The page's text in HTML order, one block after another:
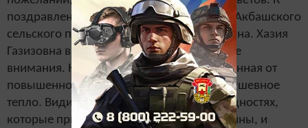
поздравлениям присоединилась и глава Акбашского
сельского поселения Ляйсан Синагатуллина. Хазия
Газизовна в этот день находилась в центре
внимания. Нарядная, немного взволнованная от
повышенного внимания, она излучала душевное
тепло. Видимо, такова ее природа. О трудностях,
которые пришлось преодолеть детям войны, и